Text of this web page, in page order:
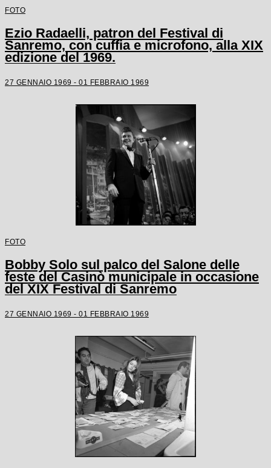
FOTO
Ezio Radaelli, patron del Festival di
Sanremo, con cuffia e microfono, alla XIX
edizione del 1969.
27 GENNAIO 1969 - 01 FEBBRAIO 1969
FOTO
Bobby Solo sul palco del Salone delle
feste del Casinò municipale in occasione
del XIX Festival di Sanremo
27 GENNAIO 1969 - 01 FEBBRAIO 1969